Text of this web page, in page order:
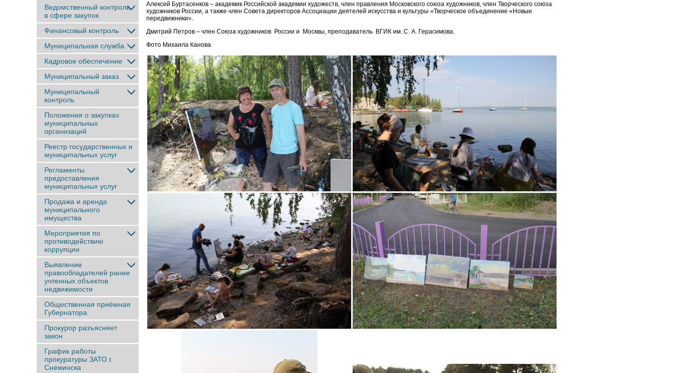
Ведомственный контроль
в сфере закупок
Финансовый контроль
Муниципальная служба
Кадровое обеспечение
Муниципальный заказ
Муниципальный
контроль
Положения о закупках
муниципальных
организаций
Реестр государственных и
муниципальных услуг
Регламенты
предоставления
муниципальных услуг
Продажа и аренда
муниципального
имущества
Мероприятия по
противодействию
коррупции
Выявление
правообладателей ранее
учтенныx объектов
недвижимости
Общественная приёмная
Губернатора
Прокурор разъясняет
закон
График работы
прокуратуры ЗАТО г.
Снежинска
Алексей Буртасенков – академик Российской академии художеств, член правления Московского союза художников, член Творческого союза
художников России, а также член Совета директоров Ассоциации деятелей искусства и культуры «Творческое объединение «Новые
передвижники».
Дмитрий Петров – член Союза художников России и Москвы, преподаватель ВГИК им. С. А. Герасимова.
Фото Михаила Канова